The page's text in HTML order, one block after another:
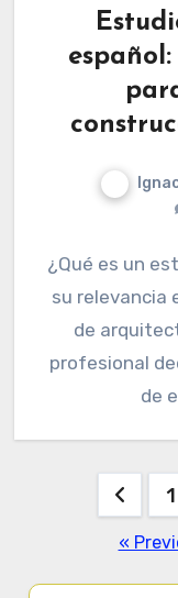
¿Qué es un estudio de arquitectura español y
su relevancia
de
profesional
de
1
«